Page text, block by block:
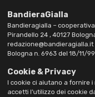
BandieraGialla
Bandieragialla –
Pirandello 24 , 40127
Bologna n. 6963 del 18/11/99
Cookie & Privacy
I cookie ci aiutano a fornire
accetti l’utilizzo dei cookie